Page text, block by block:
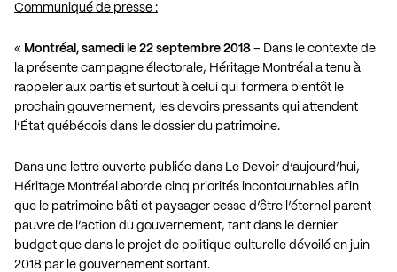
Communiqué de presse :
« Montréal, samedi le 22 septembre 2018 – Dans le contexte de
la présente campagne électorale, Héritage Montréal a tenu à
rappeler aux partis et surtout à celui qui formera bientôt le
prochain gouvernement, les devoirs pressants qui attendent
l’État québécois dans le dossier du patrimoine.
Dans une lettre ouverte publiée dans Le Devoir d’aujourd’hui,
Héritage Montréal aborde cinq priorités incontournables afin
que le patrimoine bâti et paysager cesse d’être l’éternel parent
pauvre de l’action du gouvernement, tant dans le dernier
budget que dans le projet de politique culturelle dévoilé en juin
2018 par le gouvernement sortant.